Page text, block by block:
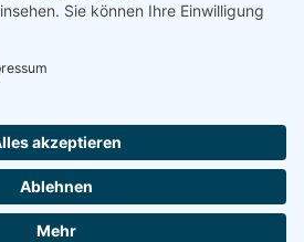
Impressum
®2000 - 2026